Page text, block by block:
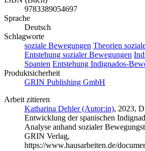
9783389054697
Sprache
Deutsch
Schlagworte
soziale Bewegungen Theorien
Entstehung sozialer Bewegungen
Spanien Entstehung Indignados-
Produktsicherheit
GRIN Publishing GmbH
Arbeit zitieren
Katharina Dehler (Autor:in), 2023,
Entwicklung der spanischen
Analyse anhand sozialer
GRIN Verlag,
https://www.hausarbeiten.de/